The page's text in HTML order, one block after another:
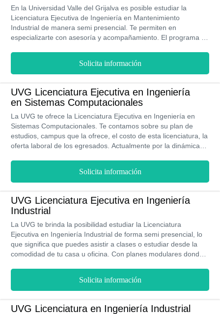
En la Universidad Valle del Grijalva es posible estudiar la
Licenciatura Ejecutiva de Ingeniería en Mantenimiento
Industrial de manera semi presencial. Te permiten en
especializarte con asesoría y acompañamiento. El programa de
accesibles por lo que estudiar aquí te ofrecerá múltiples
beneficios económicos y académicos. Además ofrecen becas
de hasta un 20% sobre la colegiatura.
Solicita información
UVG Licenciatura Ejecutiva en Ingeniería
en Sistemas Computacionales
La UVG te ofrece la Licenciatura Ejecutiva en Ingeniería en
Sistemas Computacionales. Te contamos sobre su plan de
estudios, campus que la ofrece, el costo de esta licenciatura, la
oferta laboral de los egresados. Actualmente por la dinámica
laboral. El tiempo para lograr el titulado en esta licenciatura
dependerá de ti y la disciplina así como la constancia que
inviertas en lograrlo. Pues tienes tú el control para manejar y
agendar tu tiempo desde tu hogar u lugar de trabajo, con un
plan personalizado.
Solicita información
UVG Licenciatura Ejecutiva en Ingeniería
Industrial
La UVG te brinda la posibilidad estudiar la Licenciatura
Ejecutiva en Ingeniería Industrial de forma semi presencial, lo
que significa que puedes asistir a clases o estudiar desde la
comodidad de tu casa u oficina. Con planes modulares donde
programar a tu medida el programa de asignaturas. Asimismo,
sus programas de estudios te permitirá obtener la titulación en
9 cuatrimestres. Con la gran posibilidad de obtener becas en la
Solicita información
UVG Licenciatura en Ingeniería Industrial